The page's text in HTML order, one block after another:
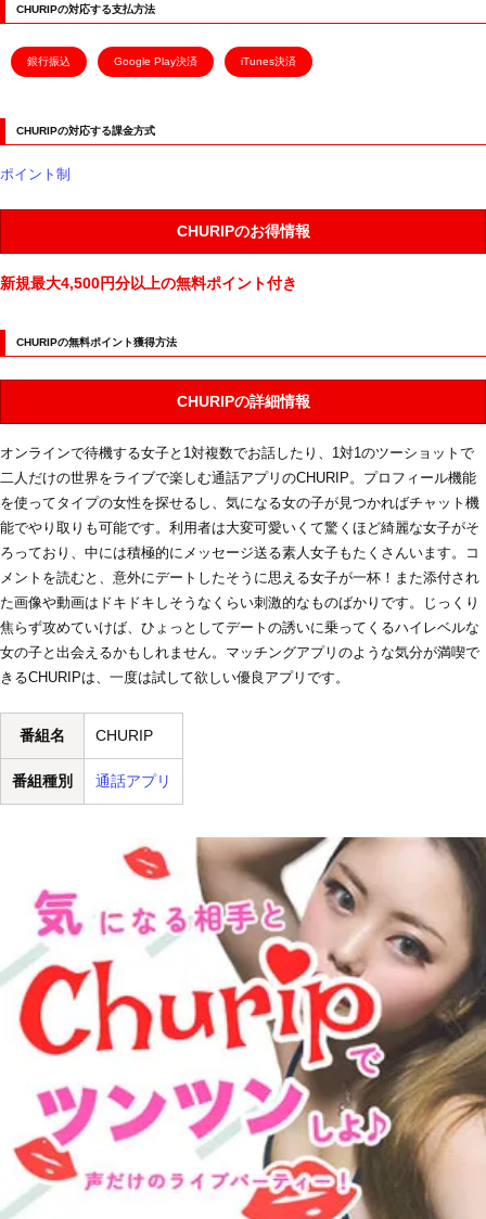
CHURIPの対応する支払方法
銀行振込 Google Play決済 iTunes決済
CHURIPの対応する課金方式
ポイント制
CHURIPのお得情報
新規最大4,500円分以上の無料ポイント付き
CHURIPの無料ポイント獲得方法
CHURIPの詳細情報
オンラインで待機する女子と1対複数でお話したり、1対1のツーショットで
二人だけの世界をライブで楽しむ通話アプリのCHURIP。プロフィール機能
を使ってタイプの女性を探せるし、気になる女の子が見つかればチャット機
能でやり取りも可能です。利用者は大変可愛いくて驚くほど綺麗な女子がそ
ろっており、中には積極的にメッセージ送る素人女子もたくさんいます。コ
メントを読むと、意外にデートしたそうに思える女子が一杯！また添付され
た画像や動画はドキドキしそうなくらい刺激的なものばかりです。じっくり
焦らず攻めていけば、ひょっとしてデートの誘いに乗ってくるハイレベルな
女の子と出会えるかもしれません。マッチングアプリのような気分が満喫で
きるCHURIPは、一度は試して欲しい優良アプリです。
番組名 CHURIP
番組種別 通話アプリ